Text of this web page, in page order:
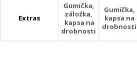
Extras
Gumička,
záložka,
kapsa na
drobnosti
Gumička,
kapsa na
drobnosti